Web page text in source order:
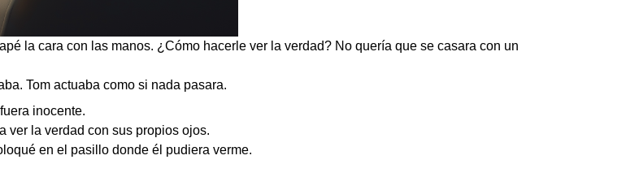
la cara con las manos. ¿Cómo hacerle ver la verdad? No quería que se casara con un
Tom actuaba como si nada pasara.
inocente.
ver la verdad con sus propios ojos.
en el pasillo donde él pudiera verme.